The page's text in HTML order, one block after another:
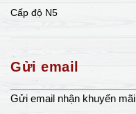
Cấp độ N5
Gửi email
Gửi email nhận khuyến mãi